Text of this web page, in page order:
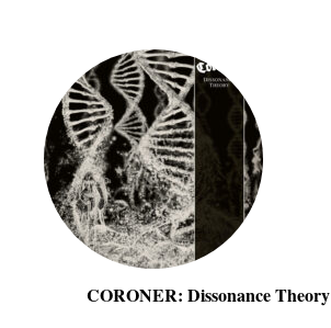
CORONER: Dissonance Theory